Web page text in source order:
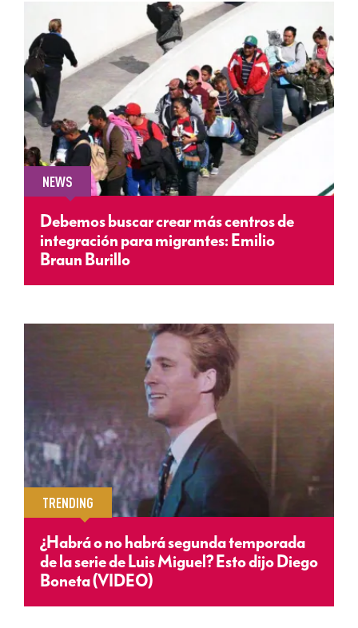
NEWS
Debemos buscar crear más centros de
integración para migrantes: Emilio
Braun Burillo
TRENDING
¿Habrá o no habrá segunda temporada
de la serie de Luis Miguel? Esto dijo Diego
Boneta (VIDEO)